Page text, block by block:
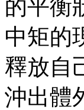
的平衡
中矩的
釋放自
沖出體